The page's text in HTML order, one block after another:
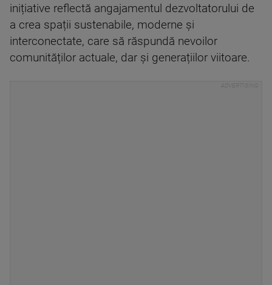
inițiative reflectă angajamentul dezvoltatorului de
a crea spații sustenabile, moderne și
interconectate, care să răspundă nevoilor
comunităților actuale, dar și generațiilor viitoare.